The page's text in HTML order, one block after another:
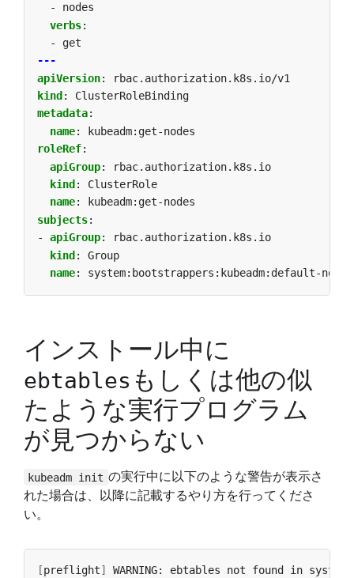
- nodes
verbs:
- get
---
apiVersion:
rbac.authorization.k8s.io/v1
kind :
ClusterRoleBinding
metadata:
name:
kubeadm:get-nodes
roleRef:
apiGroup:
rbac.authorization.k8s.io
kind :
ClusterRole
name:
kubeadm:get-nodes
subjects:
- apiGroup:
rbac.authorization.k8s.io
kind:
Group
name: system:bootstrappers:kubeadm:default-
インストール中に
ebtables もしくは他の似
たような実行プログラム
が見つからない
kubeadm init の実行中に以下のような警告が表示さ
れた場合は、以降に記載するやり方を行ってくださ
い。
[preflight]